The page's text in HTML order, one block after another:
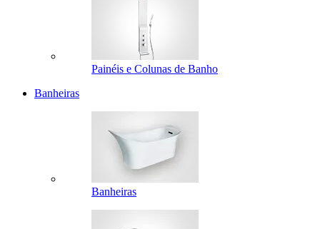
Painéis e Colunas de Banho
Banheiras
Banheiras